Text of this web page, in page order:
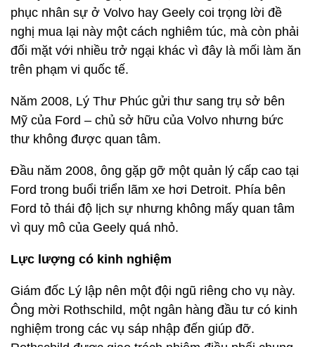
phục nhân sự ở Volvo hay Geely coi trọng lời đề
nghị mua lại này một cách nghiêm túc, mà còn phải
đối mặt với nhiều trở ngại khác vì đây là mối làm ăn
trên phạm vi quốc tế.
Năm 2008, Lý Thư Phúc gửi thư sang trụ sở bên
Mỹ của Ford – chủ sở hữu của Volvo nhưng bức
thư không được quan tâm.
Đầu năm 2008, ông gặp gỡ một quản lý cấp cao tại
Ford trong buổi triển lãm xe hơi Detroit. Phía bên
Ford tỏ thái độ lịch sự nhưng không mấy quan tâm
vì quy mô của Geely quá nhỏ.
Lực lượng có kinh nghiệm
Giám đốc Lý lập nên một đội ngũ riêng cho vụ này.
Ông mời Rothschild, một ngân hàng đầu tư có kinh
nghiệm trong các vụ sáp nhập đến giúp đỡ.